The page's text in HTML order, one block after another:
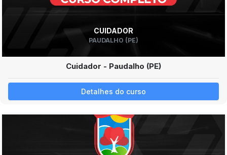
CUIDADOR
PAUDALHO (PE)
Cuidador - Paudalho (PE)
Detalhes do curso